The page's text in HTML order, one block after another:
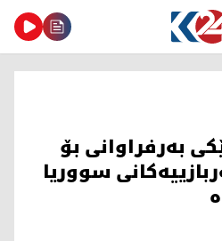
بەرفراوانی بۆ
سووریا